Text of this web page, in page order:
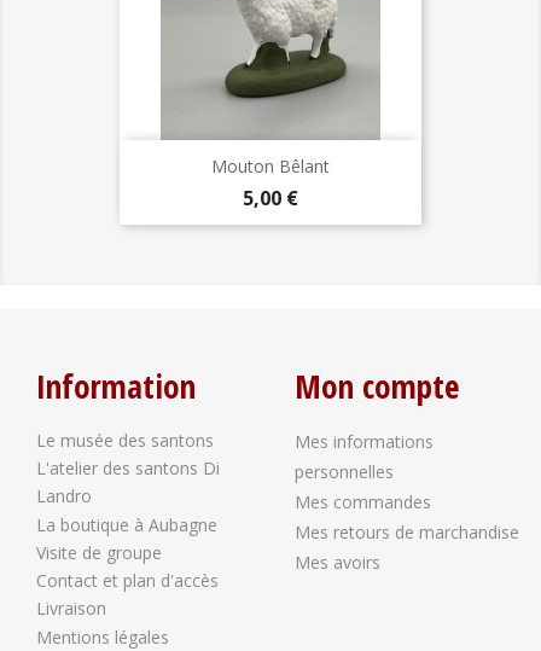
Mouton Bêlant
Prix
5,00 €
Information
Le musée des santons
L'atelier des santons Di
Landro
La boutique à Aubagne
Visite de groupe
Contact et plan d'accès
Livraison
Mentions légales
Mon compte
Mes informations
personnelles
Mes commandes
Mes retours de marchandise
Mes avoirs